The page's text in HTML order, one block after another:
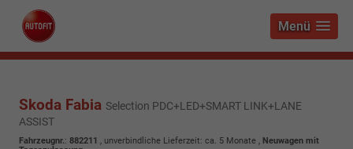
Menü
Skoda Fabia Selection PDC+LED+SMART LINK+LANE
ASSIST
Fahrzeugnr.: 882211 , unverbindliche Lieferzeit: ca. 5 Monate , Neuwagen mit